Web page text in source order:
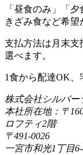
「昼食のみ」「
きざみ食など希望
支払方法は月末支
選べます。
1食から配達OK、
株式会社シルバー
本社所在地：〒
ロフティ2階
〒491-0026
一宮市和光1丁目